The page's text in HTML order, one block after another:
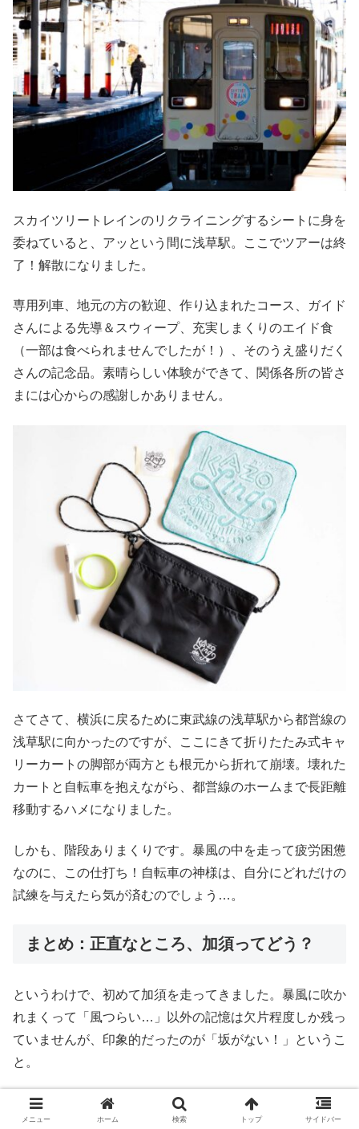
スカイツリートレインのリクライニングするシートに身を
委ねていると、アッという間に浅草駅。ここでツアーは終
了！解散になりました。
専用列車、地元の方の歓迎、作り込まれたコース、ガイド
さんによる先導＆スウィープ、充実しまくりのエイド食
（一部は食べられませんでしたが！）、そのうえ盛りだく
さんの記念品。素晴らしい体験ができて、関係各所の皆さ
まには心からの感謝しかありません。
さてさて、横浜に戻るために東武線の浅草駅から都営線の
浅草駅に向かったのですが、ここにきて折りたたみ式キャ
リーカートの脚部が両方とも根元から折れて崩壊。壊れた
カートと自転車を抱えながら、都営線のホームまで長距離
移動するハメになりました。
しかも、階段ありまくりです。暴風の中を走って疲労困憊
なのに、この仕打ち！自転車の神様は、自分にどれだけの
試練を与えたら気が済むのでしょう…。
まとめ：正直なところ、加須ってどう？
というわけで、初めて加須を走ってきました。暴風に吹か
れまくって「風つらい…」以外の記憶は欠片程度しか残っ
ていませんが、印象的だったのが「坂がない！」というこ
と。
60km走っているのに、コースのすべてが平坦。あっちを
向いても、こっちを向いても平坦しかありません。これは
メニュー ホーム 検索 トップ サイドバー